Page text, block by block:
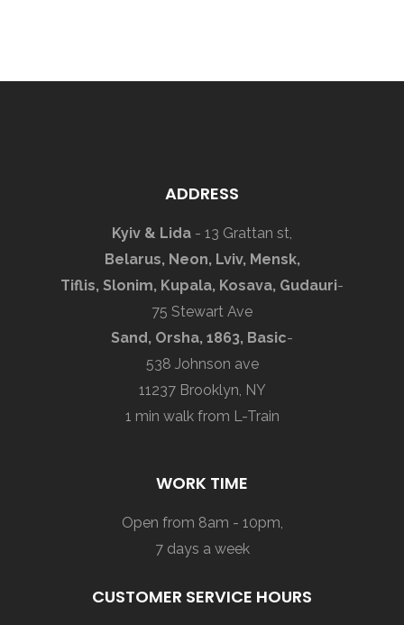
ADDRESS
Kyiv & Lida - 13 Grattan st,
Belarus, Neon, Lviv, Mensk,
Tiflis, Slonim, Kupala, Kosava, Gudauri-
75 Stewart Ave
Sand, Orsha, 1863, Basic-
538 Johnson ave
11237 Brooklyn, NY
1 min walk from L-Train
WORK TIME
Open from 8am - 10pm,
7 days a week
CUSTOMER SERVICE HOURS